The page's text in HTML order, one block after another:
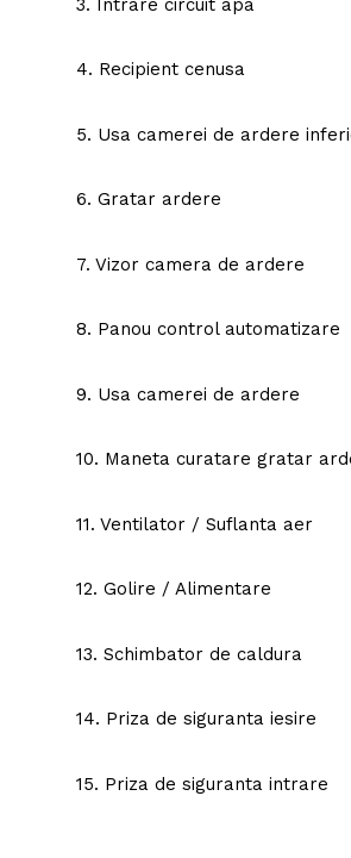
4. Recipient cenusa
5. Usa camerei de ardere
6. Gratar ardere
7. Vizor camera de ardere
8. Panou control automatizare
9. Usa camerei de ardere
10. Maneta curatare gratar
11. Ventilator / Suflanta aer
12. Golire / Alimentare
13. Schimbator de caldura
14. Priza de siguranta iesire
15. Priza de siguranta intrare